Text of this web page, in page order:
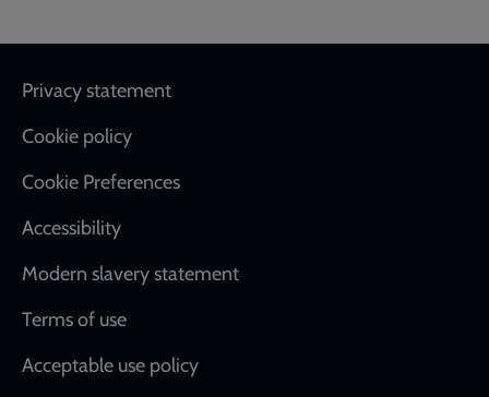
Footer
Privacy statement
Cookie policy
Cookie Preferences
Accessibility
Modern slavery statement
Terms of use
Acceptable use policy